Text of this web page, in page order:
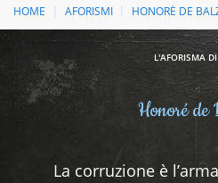
HOME AFORISMI HONORÉ DE
L'AFORISMA
Honoré de
La corruzione è